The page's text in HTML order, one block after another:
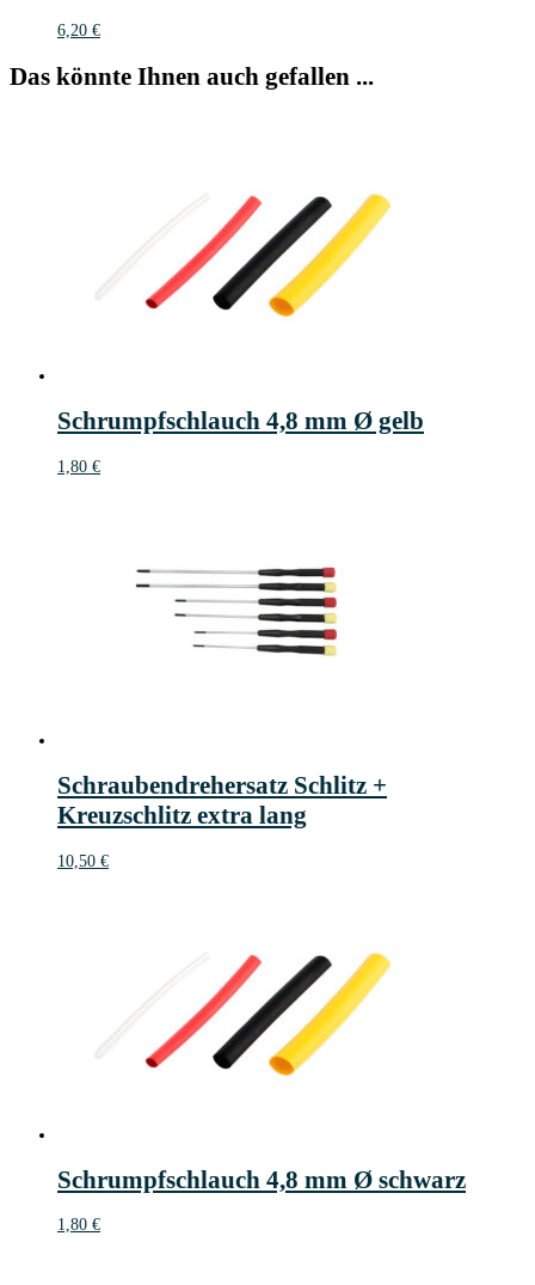
6,20 €
Das könnte Ihnen auch gefallen ...
Schrumpfschlauch 4,8 mm Ø gelb
1,80 €
Schraubendrehersatz Schlitz +
Kreuzschlitz extra lang
10,50 €
Schrumpfschlauch 4,8 mm Ø schwarz
1,80 €